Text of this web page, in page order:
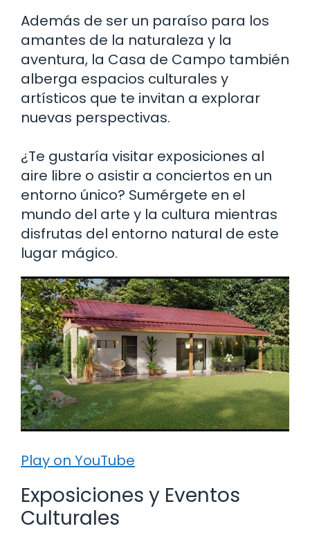
Además de ser un paraíso para los
amantes de la naturaleza y la
aventura, la Casa de Campo también
alberga espacios culturales y
artísticos que te invitan a explorar
nuevas perspectivas.
¿Te gustaría visitar exposiciones al
aire libre o asistir a conciertos en un
entorno único? Sumérgete en el
mundo del arte y la cultura mientras
disfrutas del entorno natural de este
lugar mágico.
Play on YouTube
Exposiciones y Eventos
Culturales